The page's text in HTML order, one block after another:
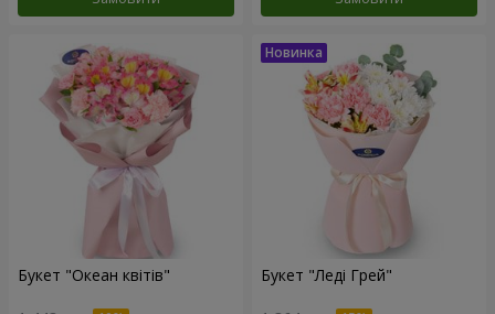
Букет "Океан квітів" Букет "Леді Грей"